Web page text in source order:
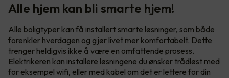
Alle hjem kan bli smarte hjem!
Alle boligtyper kan få installert smarte løsninger, som både
forenkler hverdagen og gjør livet mer komfortabelt. Dette
trenger heldigvis ikke å være en omfattende prosess.
Elektrikeren kan installere løsningene du ønsker trådløst med
for eksempel wifi, eller med kabel om det er lettere for din